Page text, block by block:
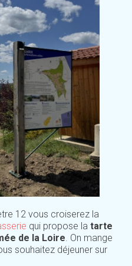
12 vous croiserez la
qui propose la tarte
de la Loire. On mange
souhaitez déjeuner sur